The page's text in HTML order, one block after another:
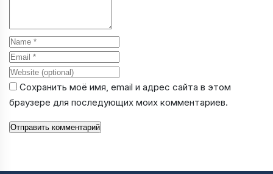
Name
Email
Website
Сохранить моё имя, email и адрес сайта в этом
браузере для последующих моих комментариев.
Отправить комментарий